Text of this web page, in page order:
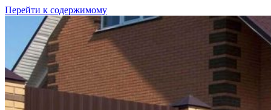
Перейти к содержимому